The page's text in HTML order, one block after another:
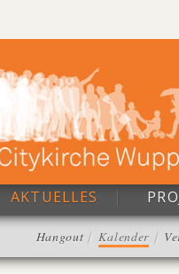
AKTUELLES
Hangout Kalender